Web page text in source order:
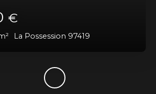
€
La Possession 97419